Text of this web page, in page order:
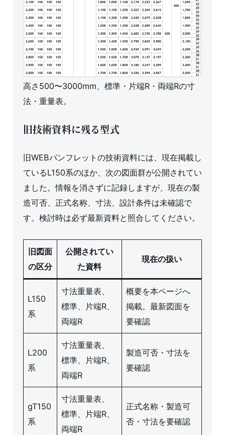
高さ500〜3000mm、標準・片端R・両端Rの寸
法・重量表。
旧技術資料に残る型式
旧WEBパンフレットの技術資料には、現在掲載し
ているL150系のほか、次の図面群が公開されてい
ました。情報を消さずに記録しますが、現在の製
造可否、正式名称、寸法、設計条件は未確認で
す。検討時は必ず最新資料と照合してください。
旧図面
の区分
公開されてい
た資料
現在の扱い
L150
系
寸法重量表、
標準、片端R、
両端R
概要を本ページへ
掲載。最新図面を
要確認
L200
系
寸法重量表、
標準、片端R、
両端R
製造可否・寸法を
要確認
gT150
系
寸法重量表、
標準、片端R、
両端R
正式名称・製造可
否・寸法を要確認